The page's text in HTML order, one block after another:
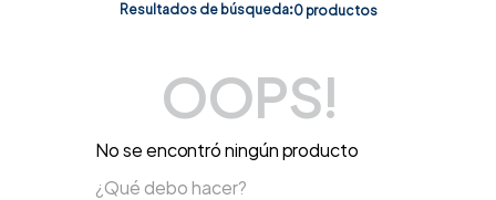
Resultados de búsqueda:0 productos
OOPS!
No se encontró ningún producto
¿Qué debo hacer?